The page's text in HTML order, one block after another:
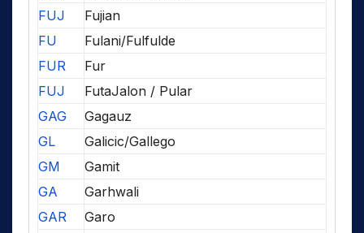
FUJ
Fujian
FU
Fulani/Fulfulde
FUR
Fur
FUJ
FutaJalon / Pular
GAG
Gagauz
GL
Galicic/Gallego
GM
Gamit
GA
Garhwali
GAR
Garo